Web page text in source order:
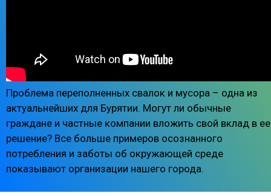
Проблема переполненных свалок и мусора – одна из
актуальнейших для Бурятии. Могут ли обычные
граждане и частные компании вложить свой вклад в ее
решение? Все больше примеров осознанного
потребления и заботы об окружающей среде
показывают организации нашего города.